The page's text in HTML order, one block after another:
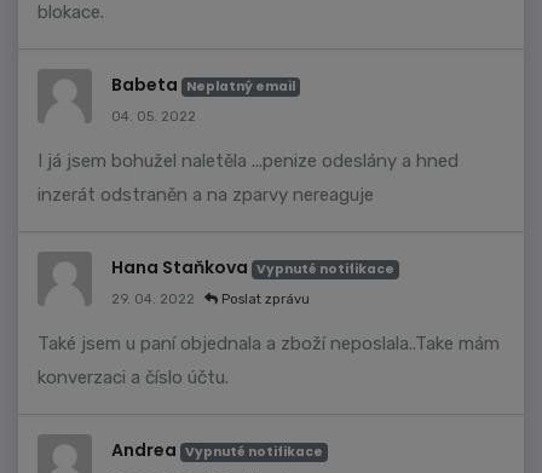
blokace.
Babeta Neplatný email
04. 05. 2022
I já jsem bohužel naletěla ...penize odeslány a hned
inzerát odstraněn a na zparvy nereaguje
Hana Staňkova Vypnuté notifikace
29. 04. 2022 Poslat zprávu
Také jsem u paní objednala a zboží neposlala..Take mám
konverzaci a číslo účtu.
Andrea Vypnuté notifikace